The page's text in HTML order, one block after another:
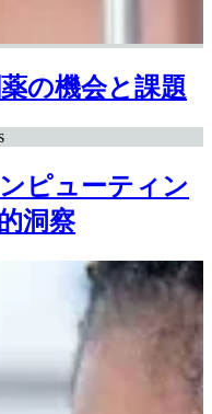
の機会と課題
ピューティン
洞察